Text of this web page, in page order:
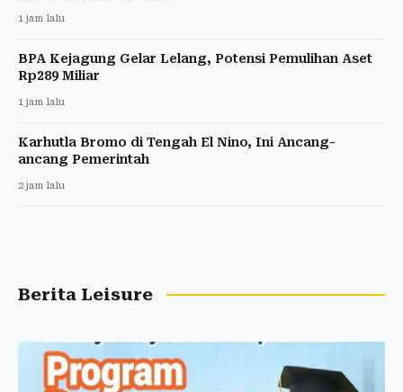
1 jam lalu
BPA Kejagung Gelar Lelang, Potensi Pemulihan Aset
Rp289 Miliar
1 jam lalu
Karhutla Bromo di Tengah El Nino, Ini Ancang-
ancang Pemerintah
2 jam lalu
Berita Leisure